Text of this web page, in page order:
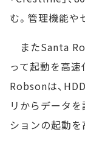
む。管理機能や
またSanta
って起動を高速
Robsonは、
リからデータ
ションの起動を